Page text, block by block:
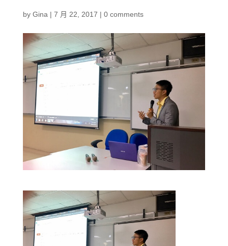
by Gina | 7 月 22, 2017 | 0 comments